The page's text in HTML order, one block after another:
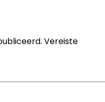
Vereiste